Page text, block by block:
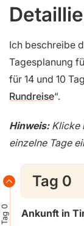
Ich beschreibe
Tagesplanung
für 14 und 10
Rundreise“.
Hinweis: Klicke
einzelne Tage
Tag 0
Tag 0
Ankunft in